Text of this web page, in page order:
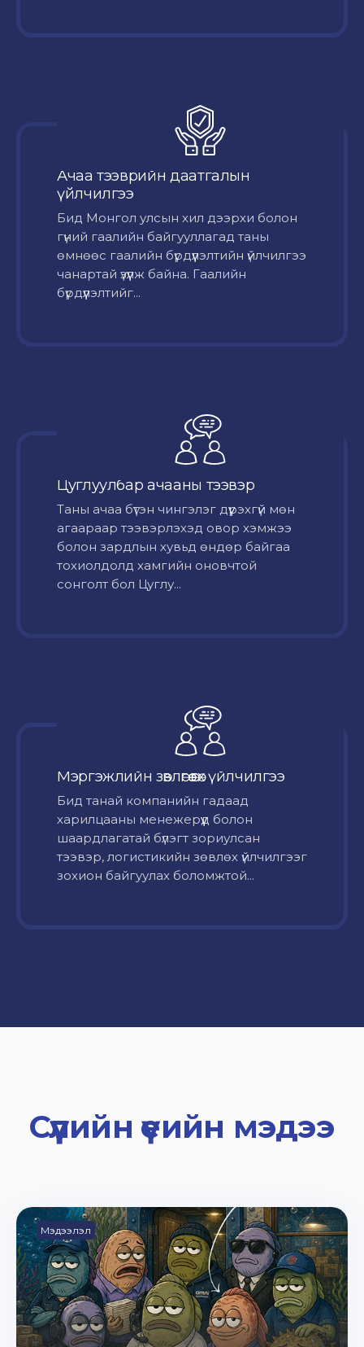
Ачаа тээврийн даатгалын
үйлчилгээ
Бид Монгол улсын хил дээрхи болон
гүний гаалийн байгууллагад таны
өмнөөс гаалийн бүрдүүлэлтийн үйлчилгээ
чанартай үзүүлж байна. Гаалийн
бүрдүүлэлтийг...
Цуглуулбар ачааны тээвэр
Таны ачаа бүтэн чингэлэг дүүрэхгүй мөн
агаараар тээвэрлэхэд овор хэмжээ
болон зардлын хувьд өндөр байгаа
тохиолдолд хамгийн оновчтой
сонголт бол Цуглу...
Мэргэжлийн зөвлөгөө өгөх үйлчилгээ
Бид танай компанийн гадаад
харилцааны менежерүүд болон
шаардлагатай бүлэгт зориулсан
тээвэр, логистикийн зөвлөх үйлчилгээг
зохион байгуулах боломжтой...
Сүүлийн үеийн мэдээ
Мэдээлэл